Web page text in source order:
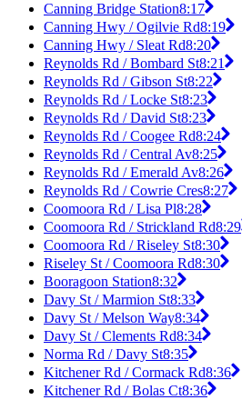
Canning Bridge Station8:17
Canning Hwy / Ogilvie Rd8:19
Canning Hwy / Sleat Rd8:20
Reynolds Rd / Bombard St8:21
Reynolds Rd / Gibson St8:22
Reynolds Rd / Locke St8:23
Reynolds Rd / David St8:23
Reynolds Rd / Coogee Rd8:24
Reynolds Rd / Central Av8:25
Reynolds Rd / Emerald Av8:26
Reynolds Rd / Cowrie Cres8:27
Coomoora Rd / Lisa Pl8:28
Coomoora Rd / Strickland Rd8:29
Coomoora Rd / Riseley St8:30
Riseley St / Coomoora Rd8:30
Booragoon Station8:32
Davy St / Marmion St8:33
Davy St / Melson Way8:34
Davy St / Clements Rd8:34
Norma Rd / Davy St8:35
Kitchener Rd / Cormack Rd8:36
Kitchener Rd / Bolas Ct8:36